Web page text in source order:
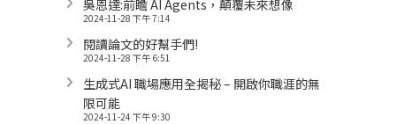
吳恩達:前瞻 AI Agents，顛覆未來想像
2024-11-28 下午 7:14
閱讀論文的好幫手們!
2024-11-28 下午 6:51
生成式AI 職場應用全揭秘 – 開啟你職涯的無
限可能
2024-11-24 下午 9:30